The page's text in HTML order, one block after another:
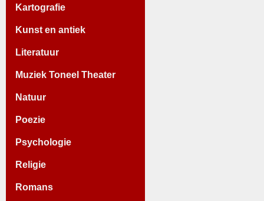
Kartografie
Kunst en antiek
Literatuur
Muziek Toneel Theater
Natuur
Poezie
Psychologie
Religie
Romans